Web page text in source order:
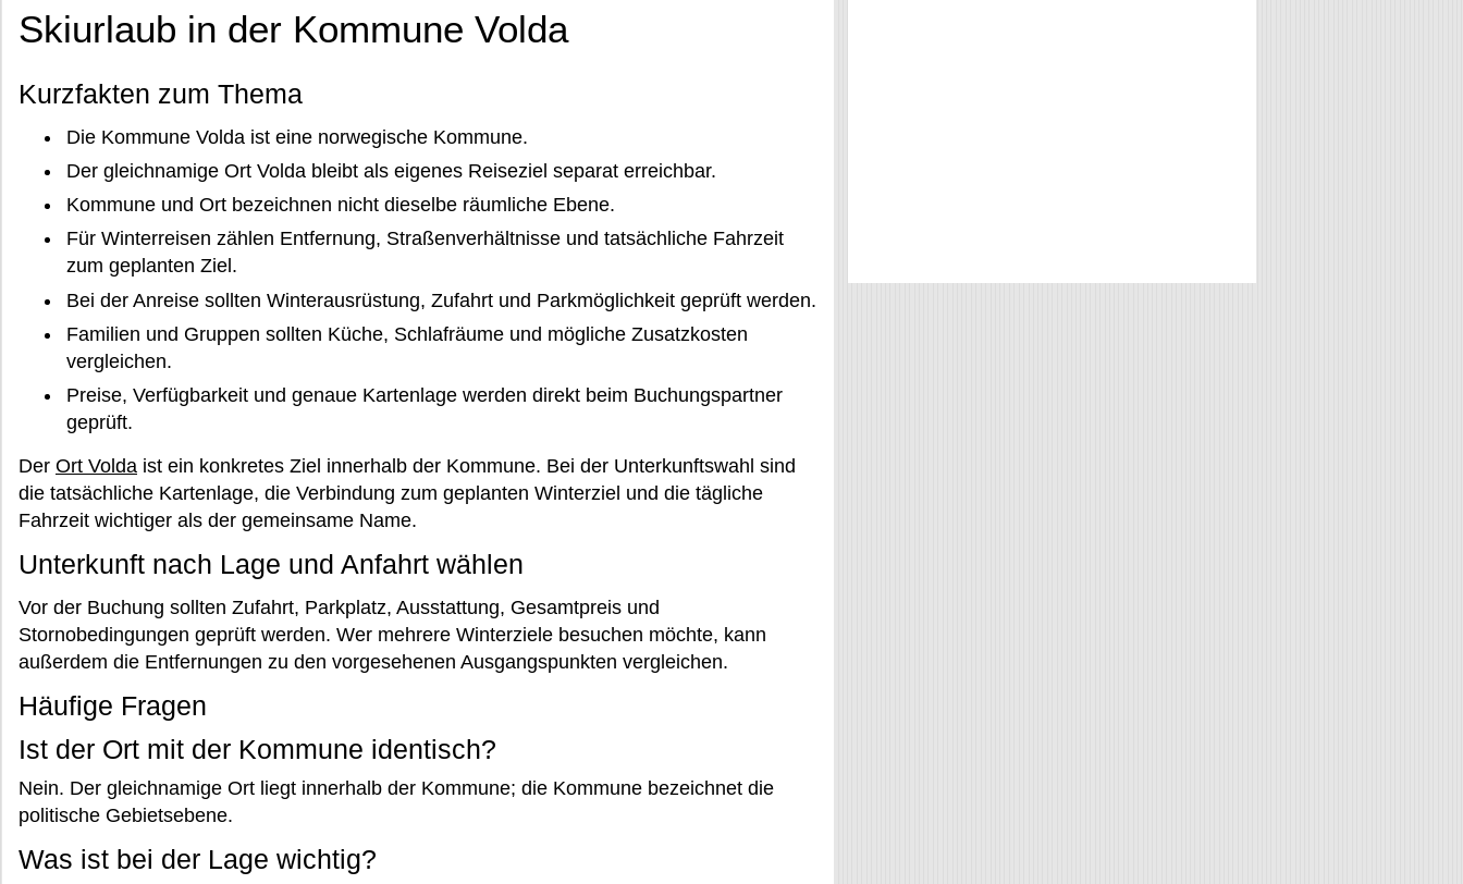
Skiurlaub in der Kommune Volda
Kurzfakten zum Thema
Die Kommune Volda ist eine norwegische Kommune.
Der gleichnamige Ort Volda bleibt als eigenes Reiseziel separat erreichbar.
Kommune und Ort bezeichnen nicht dieselbe räumliche Ebene.
Für Winterreisen zählen Entfernung, Straßenverhältnisse und tatsächliche Fahrzeit
zum geplanten Ziel.
Bei der Anreise sollten Winterausrüstung, Zufahrt und Parkmöglichkeit geprüft werden.
Familien und Gruppen sollten Küche, Schlafräume und mögliche Zusatzkosten
vergleichen.
Preise, Verfügbarkeit und genaue Kartenlage werden direkt beim Buchungspartner
geprüft.
Der Ort Volda ist ein konkretes Ziel innerhalb der Kommune. Bei der Unterkunftswahl sind
die tatsächliche Kartenlage, die Verbindung zum geplanten Winterziel und die tägliche
Fahrzeit wichtiger als der gemeinsame Name.
Unterkunft nach Lage und Anfahrt wählen
Vor der Buchung sollten Zufahrt, Parkplatz, Ausstattung, Gesamtpreis und
Stornobedingungen geprüft werden. Wer mehrere Winterziele besuchen möchte, kann
außerdem die Entfernungen zu den vorgesehenen Ausgangspunkten vergleichen.
Häufige Fragen
Ist der Ort mit der Kommune identisch?
Nein. Der gleichnamige Ort liegt innerhalb der Kommune; die Kommune bezeichnet die
politische Gebietsebene.
Was ist bei der Lage wichtig?